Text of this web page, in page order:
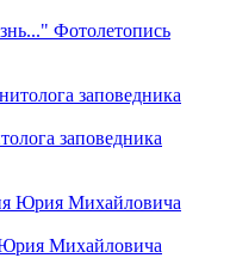
Фотолетопись
заповедника
Юрия Михайловича